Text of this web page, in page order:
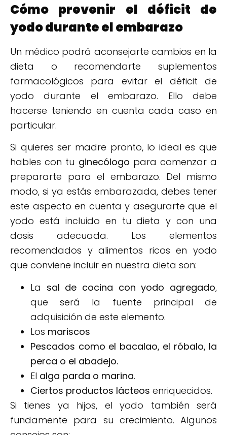
Cómo prevenir el déficit de
yodo durante el embarazo
Un médico podrá aconsejarte cambios en la
dieta o recomendarte suplementos
farmacológicos para evitar el déficit de
yodo durante el embarazo. Ello debe
hacerse teniendo en cuenta cada caso en
particular.
Si quieres ser madre pronto, lo ideal es que
hables con tu ginecólogo para comenzar a
prepararte para el embarazo. Del mismo
modo, si ya estás embarazada, debes tener
este aspecto en cuenta y asegurarte que el
yodo está incluido en tu dieta y con una
dosis adecuada. Los elementos
recomendados y alimentos ricos en yodo
que conviene incluir en nuestra dieta son:
La sal de cocina con yodo agregado,
que será la fuente principal de
adquisición de este elemento.
Los mariscos
Pescados como el bacalao, el róbalo, la
perca o el abadejo.
El alga parda o marina.
Ciertos productos lácteos enriquecidos.
Si tienes ya hijos, el yodo también será
fundamente para su crecimiento. Algunos